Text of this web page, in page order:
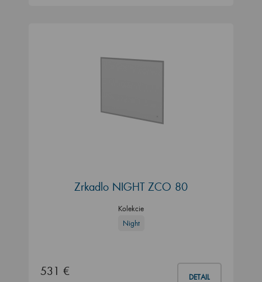
Zrkadlo NIGHT ZCO 80
Kolekcie
Night
531 € DETAIL